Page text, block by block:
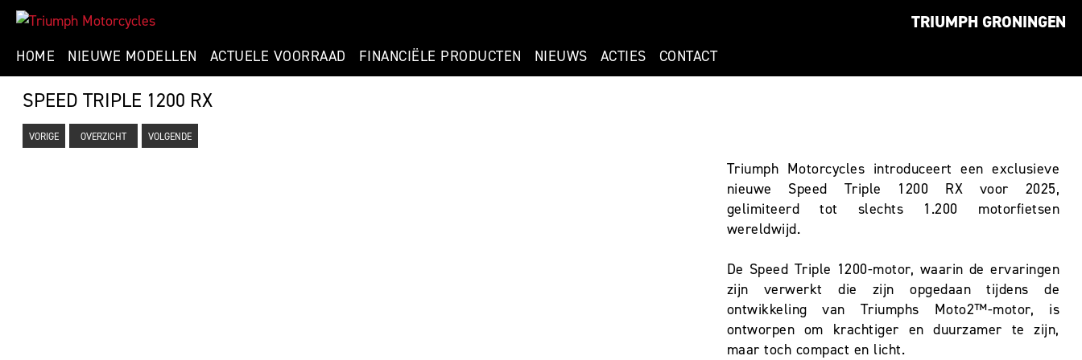
TRIUMPH GRONINGEN
HOME NIEUWE MODELLEN ACTUELE VOORRAAD FINANCIËLE PRODUCTEN NIEUWS ACTIES CONTACT
SPEED TRIPLE 1200 RX
VORIGE OVERZICHT VOLGENDE
Triumph Motorcycles introduceert een exclusieve
nieuwe Speed Triple 1200 RX voor 2025,
gelimiteerd tot slechts 1.200 motorfietsen
wereldwijd.
De Speed Triple 1200-motor, waarin de ervaringen
zijn verwerkt die zijn opgedaan tijdens de
ontwikkeling van Triumphs Moto2™-motor, is
ontworpen om krachtiger en duurzamer te zijn,
maar toch compact en licht.